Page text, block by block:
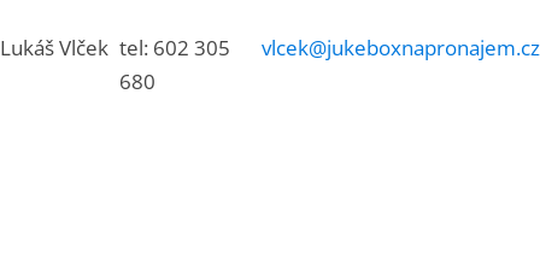
Lukáš Vlček tel: 602 305
680
vlcek@jukeboxnapronajem.cz